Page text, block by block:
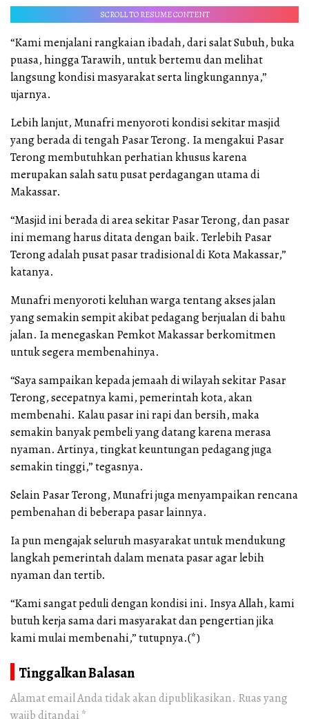
SCROLL TO RESUME CONTENT
“Kami menjalani rangkaian ibadah, dari salat Subuh, buka
puasa, hingga Tarawih, untuk bertemu dan melihat
langsung kondisi masyarakat serta lingkungannya,”
ujarnya.
Lebih lanjut, Munafri menyoroti kondisi sekitar masjid
yang berada di tengah Pasar Terong. Ia mengakui Pasar
Terong membutuhkan perhatian khusus karena
merupakan salah satu pusat perdagangan utama di
Makassar.
“Masjid ini berada di area sekitar Pasar Terong, dan pasar
ini memang harus ditata dengan baik. Terlebih Pasar
Terong adalah pusat pasar tradisional di Kota Makassar,”
katanya.
Munafri menyoroti keluhan warga tentang akses jalan
yang semakin sempit akibat pedagang berjualan di bahu
jalan. Ia menegaskan Pemkot Makassar berkomitmen
untuk segera membenahinya.
“Saya sampaikan kepada jemaah di wilayah sekitar Pasar
Terong, secepatnya kami, pemerintah kota, akan
membenahi. Kalau pasar ini rapi dan bersih, maka
semakin banyak pembeli yang datang karena merasa
nyaman. Artinya, tingkat keuntungan pedagang juga
semakin tinggi,” tegasnya.
Selain Pasar Terong, Munafri juga menyampaikan rencana
pembenahan di beberapa pasar lainnya.
Ia pun mengajak seluruh masyarakat untuk mendukung
langkah pemerintah dalam menata pasar agar lebih
nyaman dan tertib.
“Kami sangat peduli dengan kondisi ini. Insya Allah, kami
butuh kerja sama dari masyarakat dan pengertian jika
kami mulai membenahi,” tutupnya.(*)
Tinggalkan Balasan
Alamat email Anda tidak akan dipublikasikan. Ruas yang
wajib ditandai *